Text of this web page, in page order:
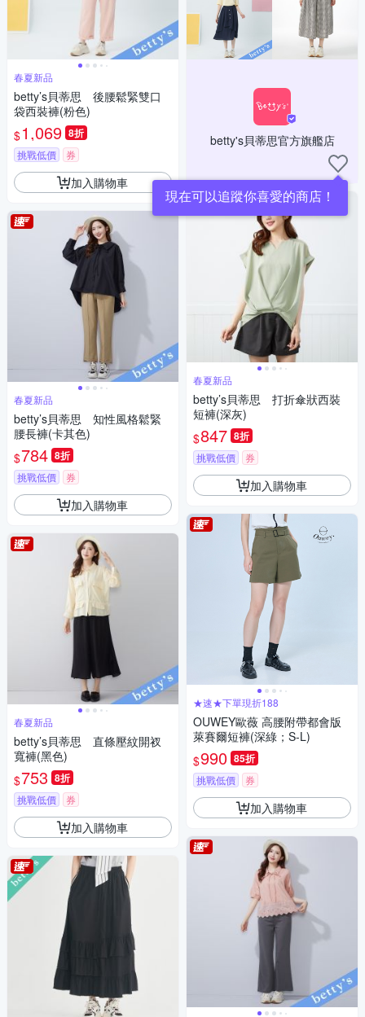
春夏新品
betty’s貝蒂思 後腰鬆緊雙口
袋西裝褲(粉色)
$1,069 8折
挑戰低價 券
加入購物車
春夏新品
betty’s貝蒂思 知性風格鬆緊
腰長褲(卡其色)
$784 8折
挑戰低價 券
加入購物車
春夏新品
betty’s貝蒂思 直條壓紋開衩
寬褲(黑色)
$753 8折
挑戰低價 券
加入購物車
betty's貝蒂思官方旗艦店
現在可以追蹤你喜愛的商店！
春夏新品
betty’s貝蒂思 打折傘狀西裝
短褲(深灰)
$847 8折
挑戰低價 券
加入購物車
★速★下單現折188
OUWEY歐薇 高腰附帶都會版
萊賽爾短褲(深綠；S-L)
$990 85折
挑戰低價 券
加入購物車